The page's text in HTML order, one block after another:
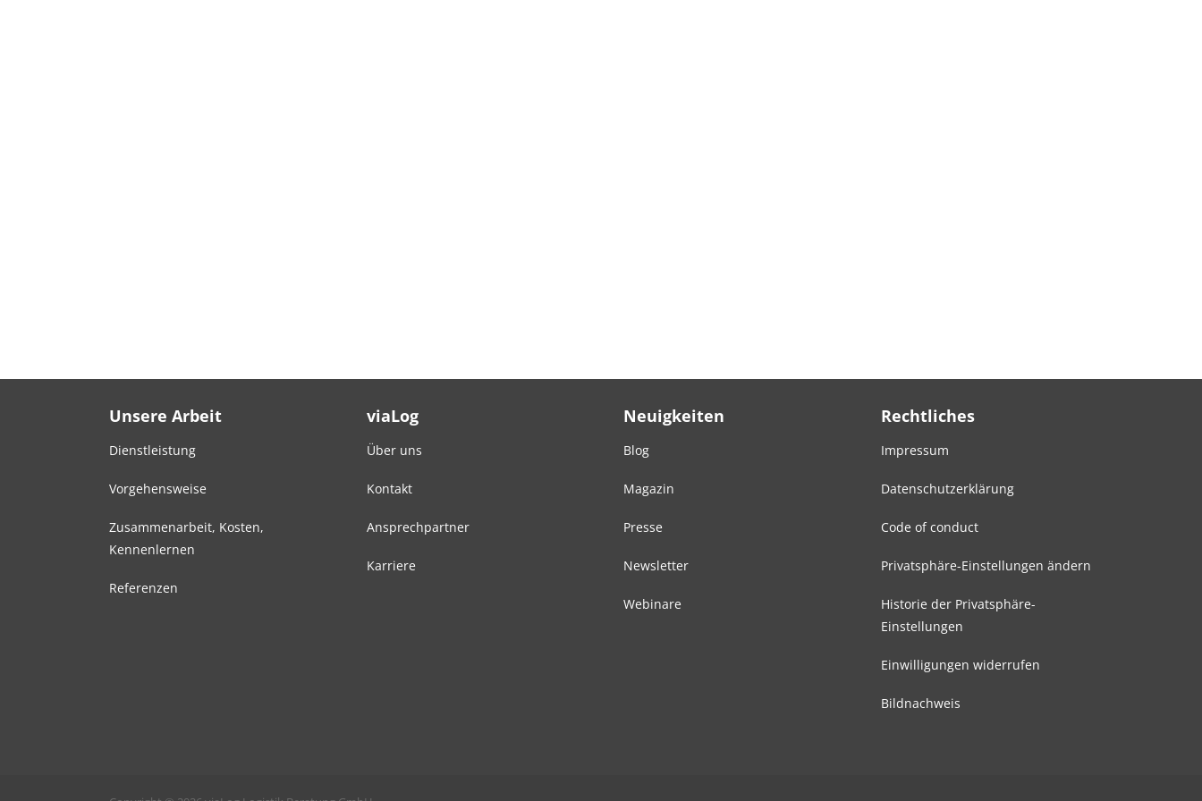
Unsere Arbeit
Dienstleistung
Vorgehensweise
Zusammenarbeit, Kosten,
Kennenlernen
Referenzen
viaLog
Über uns
Kontakt
Ansprechpartner
Karriere
Neuigkeiten
Blog
Magazin
Presse
Newsletter
Webinare
Rechtliches
Impressum
Datenschutzerklärung
Code of conduct
Privatsphäre-Einstellungen ändern
Historie der Privatsphäre-
Einstellungen
Einwilligungen widerrufen
Bildnachweis